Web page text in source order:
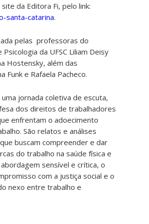
da Editora Fi, pelo link:
santa-catarina.
pelas professoras do
da UFSC Liliam Deisy
Hostensky, além das
Funk e Rafaela Pacheco.
jornada coletiva de escuta,
dos direitos de trabalhadores
enfrentam o adoecimento
São relatos e análises
buscam compreender e dar
do trabalho na saúde física e
sensível e crítica, o
com a justiça social e o
nexo entre trabalho e